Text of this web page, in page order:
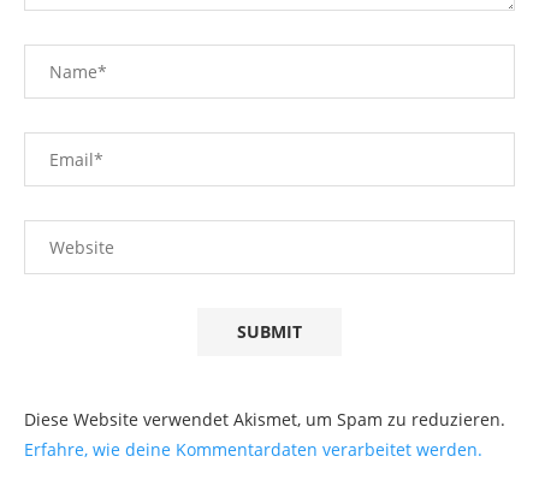
Diese Website verwendet Akismet, um Spam zu reduzieren.
Erfahre, wie deine Kommentardaten verarbeitet werden.